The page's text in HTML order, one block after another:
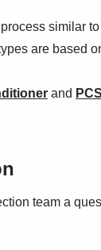
similar
are based
and
team a